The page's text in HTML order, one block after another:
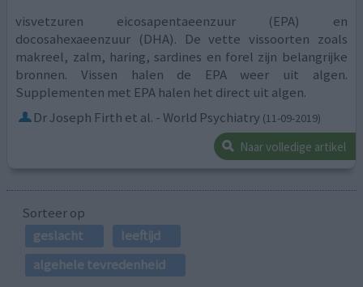
visvetzuren eicosapentaeenzuur (EPA) en
docosahexaeenzuur (DHA). De vette vissoorten zoals
makreel, zalm, haring, sardines en forel zijn belangrijke
bronnen. Vissen halen de EPA weer uit algen.
Supplementen met EPA halen het direct uit algen.
Dr Joseph Firth et al. - World Psychiatry (11-09-2019)
Naar volledige artikel
Sorteer op
geslacht
leeftijd
algehele tevredenheid